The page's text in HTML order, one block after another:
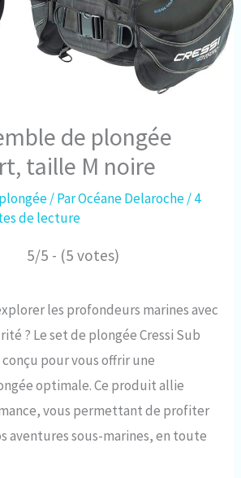
de plongée
taille M noire
/ ParOcéane Delaroche/4
de lecture
5/5 - (5 votes)
les profondeurs marines avec
? Le set de plongée Cressi Sub
conçu pour vous offrir une
optimale. Ce produit allie
vous permettant de profiter
aventures sous-marines, en toute